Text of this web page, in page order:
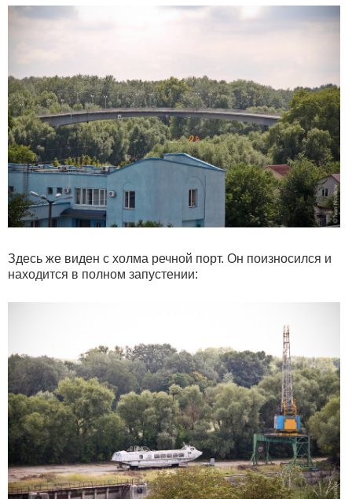
Здесь же виден с холма речной порт. Он поизносился и
находится в полном запустении: